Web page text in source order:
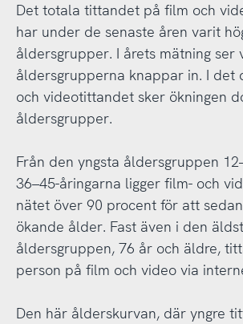
Det totala tittandet på film och
har under de senaste åren varit
åldersgrupper. I årets mätning ser
åldersgrupperna knappar in. I det
och videotittandet sker ökningen
åldersgrupper.
Från den yngsta åldersgruppen
36–45-åringarna ligger film- och
nätet över 90 procent för att
ökande ålder. Fast även i den
åldersgruppen, 76 år och äldre,
person på film och video via
Den här ålderskurvan, där yngre